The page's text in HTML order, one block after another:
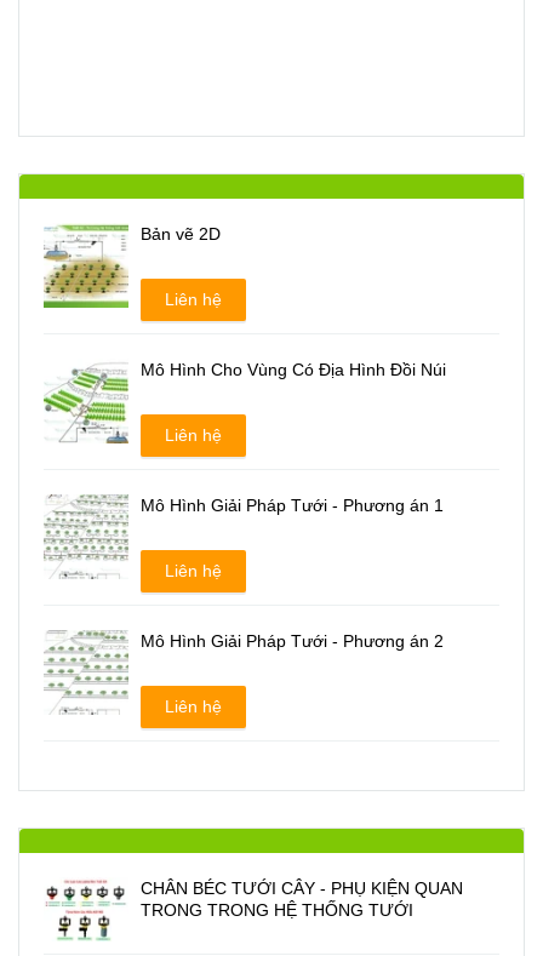
Bản vẽ 2D
Liên hệ
Mô Hình Cho Vùng Có Địa Hình Đồi Núi
Liên hệ
Mô Hình Giải Pháp Tưới - Phương án 1
Liên hệ
Mô Hình Giải Pháp Tưới - Phương án 2
Liên hệ
CHÂN BÉC TƯỚI CÂY - PHỤ KIỆN QUAN
TRONG TRONG HỆ THỐNG TƯỚI